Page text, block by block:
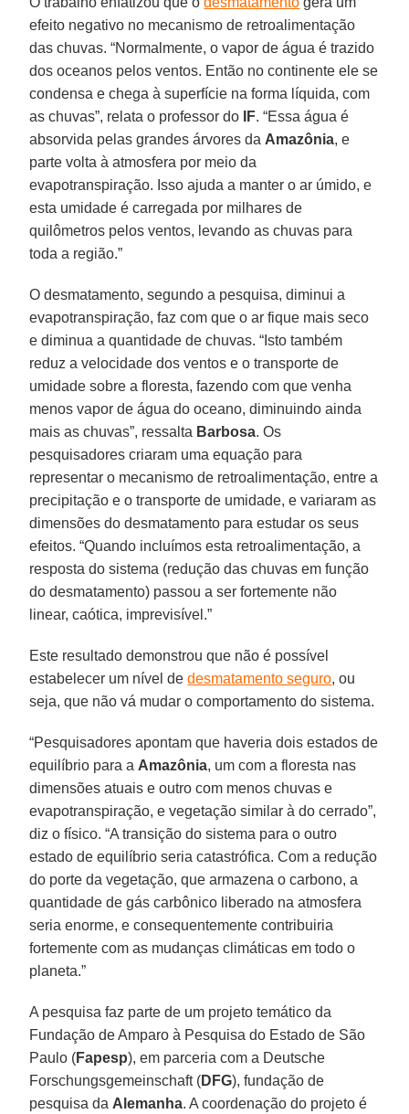
efeito negativo no mecanismo de retroalimentação
das chuvas. “Normalmente, o vapor de água é trazido
dos oceanos pelos ventos. Então no continente ele se
condensa e chega à superfície na forma líquida, com
as chuvas”, relata o professor do
IF. “Essa água é
absorvida pelas grandes árvores da Amazônia, e
parte volta à atmosfera por meio da
evapotranspiração. Isso ajuda a manter o ar úmido, e
esta umidade é carregada por milhares de
quilômetros pelos ventos, levando as chuvas para
toda a região.”
O desmatamento, segundo a pesquisa, diminui a
evapotranspiração, faz com que o ar fique mais seco
e diminua a quantidade de chuvas. “Isto também
reduz a velocidade dos ventos e o transporte de
umidade sobre a floresta, fazendo com que venha
menos vapor de água do oceano, diminuindo ainda
mais as chuvas”, ressalta Barbosa. Os
pesquisadores criaram uma equação para
representar o mecanismo de retroalimentação, entre a
precipitação e o transporte de umidade, e variaram as
dimensões do desmatamento para estudar os seus
efeitos. “Quando incluímos esta retroalimentação, a
resposta do sistema (redução das chuvas em função
do desmatamento) passou a ser fortemente não
linear, caótica, imprevisível.”
Este resultado demonstrou que não é possível
estabelecer um nível dedesmatamento seguro, ou
seja, que não vá mudar o comportamento do sistema.
“Pesquisadores apontam que haveria dois estados de
equilíbrio para a Amazônia, um com a floresta nas
dimensões atuais e outro com menos chuvas e
evapotranspiração, e vegetação similar à do cerrado”,
diz o físico. “A transição do sistema para o outro
estado de equilíbrio seria catastrófica. Com a redução
do porte da vegetação, que armazena o carbono, a
quantidade de gás carbônico liberado na atmosfera
seria enorme, e consequentemente contribuiria
fortemente com as mudanças climáticas em todo o
planeta.”
A pesquisa faz parte de um projeto temático da
Fundação de Amparo à Pesquisa do Estado de São
Paulo (Fapesp), em parceria com a Deutsche
Forschungsgemeinschaft (DFG), fundação de
pesquisa da Alemanha. A coordenação do projeto é